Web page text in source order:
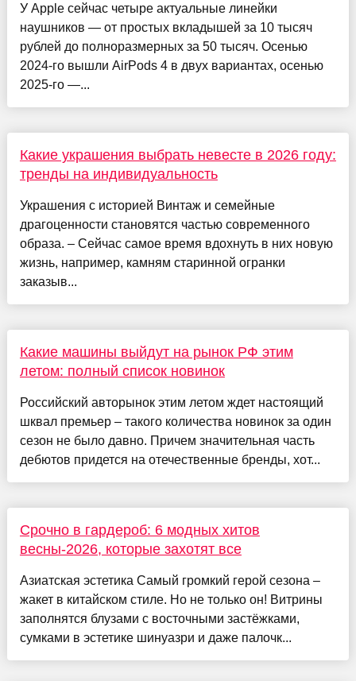
У Apple сейчас четыре актуальные линейки
наушников — от простых вкладышей за 10 тысяч
рублей до полноразмерных за 50 тысяч. Осенью
2024-го вышли AirPods 4 в двух вариантах, осенью
2025-го —...
Какие украшения выбрать невесте в 2026 году:
тренды на индивидуальность
Украшения с историей Винтаж и семейные
драгоценности становятся частью современного
образа. – Сейчас самое время вдохнуть в них новую
жизнь, например, камням старинной огранки
заказыв...
Какие машины выйдут на рынок РФ этим
летом: полный список новинок
Российский авторынок этим летом ждет настоящий
шквал премьер – такого количества новинок за один
сезон не было давно. Причем значительная часть
дебютов придется на отечественные бренды, хот...
Срочно в гардероб: 6 модных хитов
весны-2026, которые захотят все
Азиатская эстетика Самый громкий герой сезона –
жакет в китайском стиле. Но не только он! Витрины
заполнятся блузами с восточными застёжками,
сумками в эстетике шинуазри и даже палочк...